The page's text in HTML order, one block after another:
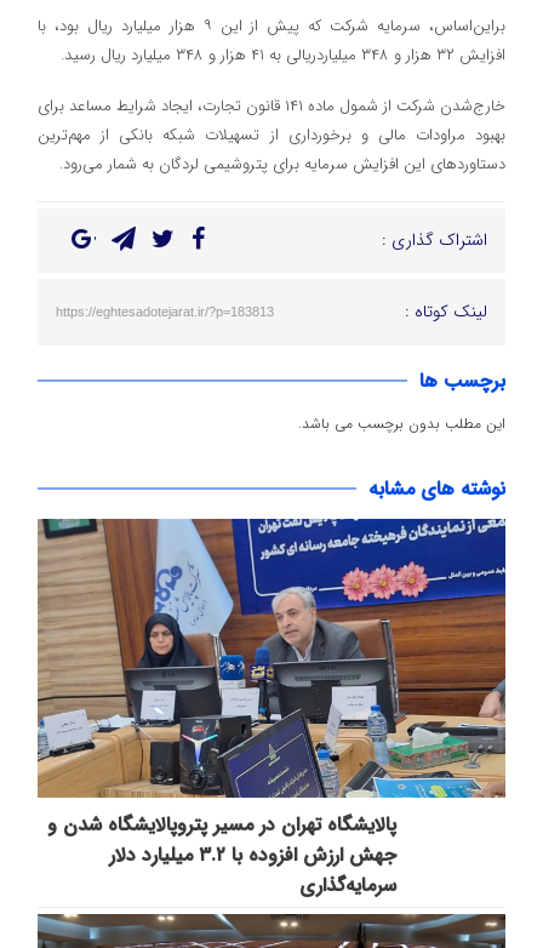
براین‌اساس، سرمایه شرکت که پیش از این ۹ هزار میلیارد ریال بود، با
افزایش ۳۲ هزار و ۳۴۸ میلیاردریالی به ۴۱ هزار و ۳۴۸ میلیارد ریال رسید.
خارج‌شدن شرکت از شمول ماده ۱۴۱ قانون تجارت، ایجاد شرایط مساعد برای
بهبود مراودات مالی و برخورداری از تسهیلات شبکه بانکی از مهم‌ترین
دستاوردهای این افزایش سرمایه برای پتروشیمی لردگان به شمار می‌رود.
اشتراک گذاری :
لینک کوتاه : https://eghtesadotejarat.ir/?p=183813
برچسب ها
این مطلب بدون برچسب می باشد.
نوشته های مشابه
پالایشگاه تهران در مسیر پتروپالایشگاه شدن و
جهش ارزش افزوده با ۳.۲ میلیارد دلار
سرمایه‌گذاری